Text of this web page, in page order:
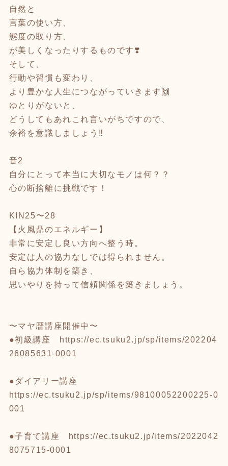
自然と
言葉の使い方、
態度の取り方、
が美しくなったりするものです❣️
そして、
行動や習慣も変わり、
より豊かな人生につながっていきます🙌
ゆとりがないと、
どうしてもあれこれ言いがちですので、
余裕を意識しましょう‼️
音2
自分にとって本当に大切なモノは何？？
心の断捨離に挑戦です！
KIN25〜28
【火風鼎のエネルギー】
非常に安定し良い方向へ整う時。
安定は人の協力なしでは得られません。
自ら協力体制を築き、
思いやりを持って信頼関係を築きましょう。
〜マヤ暦講座開催中〜
●初級講座
https://ec.tsuku2.jp/sp/items/202204
26085631-0001
●ダイアリー講座
https://ec.tsuku2.jp/sp/items/98100052200225-0
001
●子育て講座
https://ec.tsuku2.jp/items/2022042
8075715-0001